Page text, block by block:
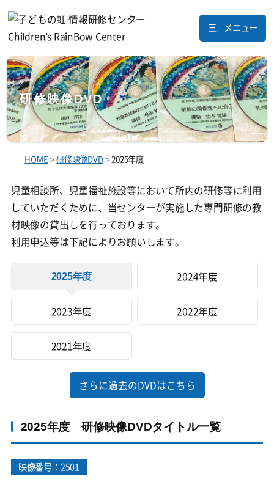
メニュー
研修映像DVD
HOME> 研修映像DVD>2025年度
児童相談所、児童福祉施設等において所内の研修等に利用
していただくために、当センターが実施した専門研修の教
材映像の貸出しを行っております。
利用申込等は下記によりお願いします。
2025年度 2024年度
2023年度 2022年度
2021年度
さらに過去のDVDはこちら
2025年度 研修映像DVDタイトル一覧
映像番号：2501